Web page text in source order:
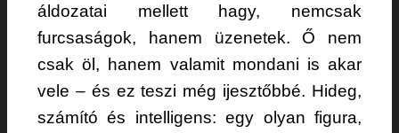
áldozatai mellett hagy, nemcsak
furcsaságok, hanem üzenetek. Ő nem
csak öl, hanem valamit mondani is akar
vele – és ez teszi még ijesztőbbé. Hideg,
számító és intelligens: egy olyan figura,